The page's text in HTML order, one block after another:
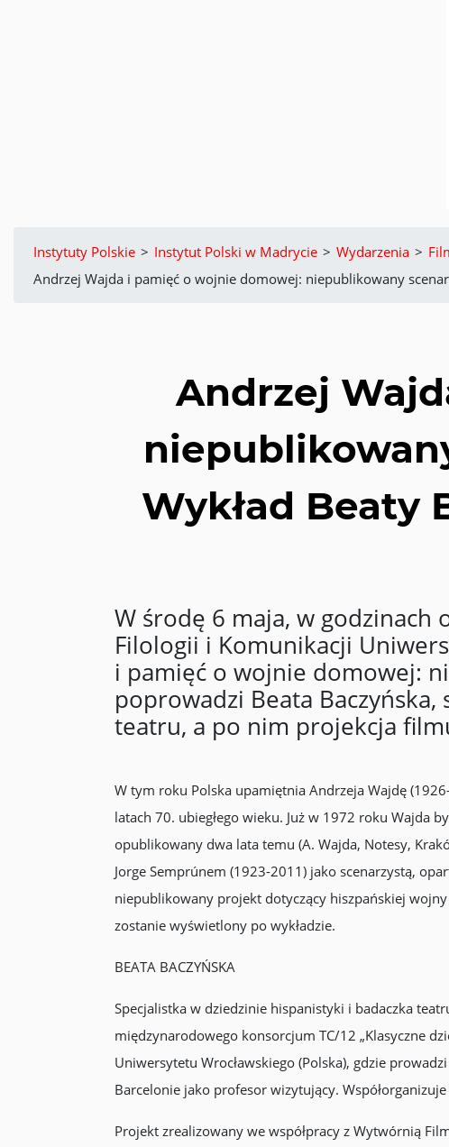
Instytuty Polskie > Instytut Polski w Madrycie > Wydarzenia >
Andrzej Wajda i pamięć o wojnie domowej: niepublikowany
Andrzej
Wykład Beaty
W środę 6 maja, w godzinach
Filologii i Komunikacji
i pamięć o wojnie domowej:
poprowadzi Beata
teatru, a po nim projekcja
W tym roku Polska upamiętnia Andrzeja Wajdę
latach 70. ubiegłego wieku. Już w 1972 roku Wajda
opublikowany dwa lata temu (A. Wajda, Notesy,
Jorge Semprúnem (1923-2011) jako scenarzystą,
niepublikowany projekt dotyczący hiszpańskiej
zostanie wyświetlony po wykładzie.
BEATA BACZYŃSKA
Specjalistka w dziedzinie hispanistyki i badaczka
międzynarodowego konsorcjum TC/12 „Klasyczne
Uniwersytetu Wrocławskiego (Polska), gdzie
Barcelonie jako profesor wizytujący. Współorganizuje
Projekt zrealizowany we współpracy z Wytwórnią